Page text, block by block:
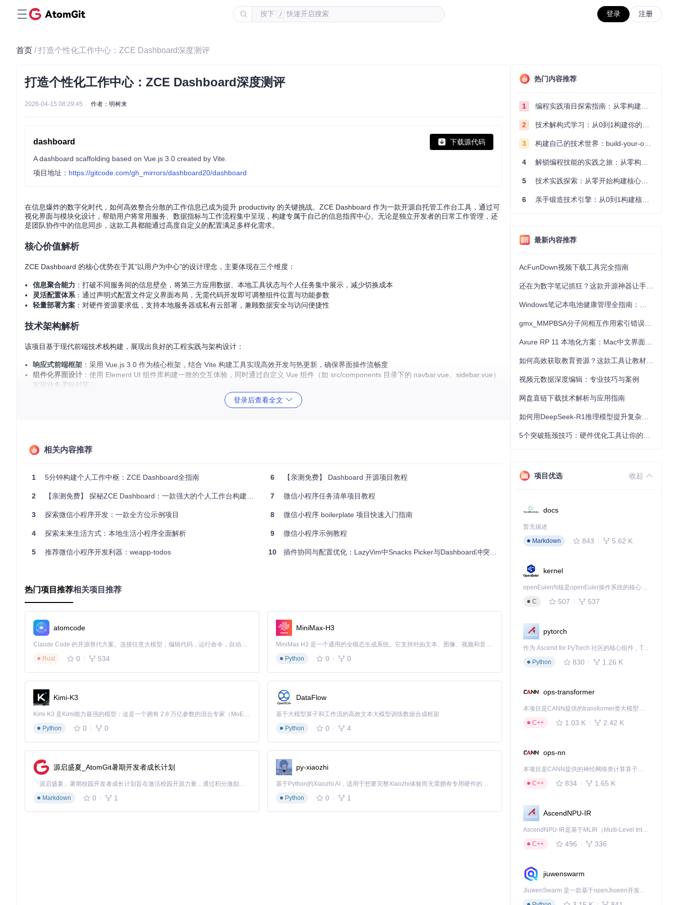
按下 / 快速开启搜索 登录 注册
首页 / 打造个性化工作中心：ZCE Dashboard深度测评
打造个性化工作中心：ZCE Dashboard深度测评
2026-04-15 08:29:45 作者：明树来
dashboard 下载源代码
A dashboard scaffolding based on Vue.js 3.0 created by Vite.
项目地址： https://gitcode.com/gh_mirrors/dashboard20/dashboard
在信息爆炸的数字化时代，如何高效整合分散的工作信息已成为提升 productivity 的关键挑战。ZCE Dashboard 作为一款开源自托管工作台工具，通过可
视化界面与模块化设计，帮助用户将常用服务、数据指标与工作流程集中呈现，构建专属于自己的信息指挥中心。无论是独立开发者的日常工作管理，还
是团队协作中的信息同步，这款工具都能通过高度自定义的配置满足多样化需求。
核心价值解析
ZCE Dashboard 的核心优势在于其"以用户为中心"的设计理念，主要体现在三个维度：
信息聚合能力 ：打破不同服务间的信息壁垒，将第三方应用数据、本地工具状态与个人任务集中展示，减少切换成本
灵活配置体系 ：通过声明式配置文件定义界面布局，无需代码开发即可调整组件位置与功能参数
轻量部署方案 ：对硬件资源要求低，支持本地服务器或私有云部署，兼顾数据安全与访问便捷性
技术架构解析
该项目基于现代前端技术栈构建，展现出良好的工程实践与架构设计：
响应式前端框架 ：采用 Vue.js 3.0 作为核心框架，结合 Vite 构建工具实现高效开发与热更新，确保界面操作流畅度
组件化界面设计 ：使用 Element UI 组件库构建一致的交互体验，同时通过自定义 Vue 组件（如 src/components 目录下的 navbar.vue、sidebar.vue）
实现业务逻辑封装
：在 src/services 目录中实现了与各类 API 的通信封装，包括用户认证、数据获取等核心功能
：通过 Vuex 实现跨组件数据共享，store/modules 目录下的模块化设计确保状态管理的可维护性
ZCE Dashboard 适用于多种工作场景，以下是几个典型应用案例：
集成邮件提醒、日历日程与待办事项，形成每日工作概览
创建常用开发工具快捷入口，如代码仓库、CI/CD 平台、文档系统的一键访问
配置系统资源监控卡片，实时显示服务器 CPU、内存使用状态
团队协作看板
聚合项目管理工具数据，展示团队任务进度与 blockers
集成代码评审状态，集中显示待处理的 Pull Request
配置团队公告板，实时同步重要通知与会议安排
边缘应用场景
跨平台数据整合：通过自定义 API 卡片连接不同系统数据，如将 CRM 客户信息与项目管理进度关联展示
学习资源导航 ：为开发者构建技术文档、教程视频与社区论坛的聚合入口
扩展能力指南
对于有定制需求的用户，ZCE Dashboard 提供了灵活的扩展机制：
自定义卡片开发
在 src/components 目录下创建新的 Vue 组件
在 src/services 中实现数据获取逻辑
通过 src/router 配置路由访问入口
主题定制方案
修改 src/theme.scss 文件自定义基础样式
通过 i18n 目录下的语言文件扩展多语言支持
调整 src/style.scss 中的变量覆盖默认主题色
部署与维护
安装依赖：
npm install
开发环境启动：npm run dev
生产环境构建：npm run build
安全与性能优化
所有敏感数据存储在本地服务器，避免第三方服务的数据收集
登录后查看全文
相关内容推荐
1 5分钟构建个人工作中枢：ZCE Dashboard全指南
2 【亲测免费】 探秘ZCE Dashboard：一款强大的个人工作台构建工具
3 探索微信小程序开发：一款全方位示例项目
4 探索未来生活方式：本地生活小程序全面解析
5 推荐微信小程序开发利器：weapp-todos
6 【亲测免费】 Dashboard 开源项目教程
7 微信小程序任务清单项目教程
8 微信小程序 boilerplate 项目快速入门指南
9 微信小程序示例教程
10 插件协同与配置优化：LazyVim中Snacks Picker与Dashboard冲突的系统化解决方案
热门项目推荐相关项目推荐
atomcode
Claude Code 的开源替代方案。连接任意大模型，编辑代码，运行命令，自动验证 — 全自动执行。用 Rust 构建，极致性能。 ｜ An open-source alternative to Claude Code. Connect any LLM, edit code, run commands, and verify changes — autonomously. Built in Rust for speed. Get Started
Rust
0 534
MiniMax-H3
MiniMax H3 是一个通用的全模态生成系统。它支持对由文本、图像、视频和音频组成的多模态上下文进行统一理解，并能生成分辨率高达 2K、时长可达 15 秒的带原生立体声音频的视频。得益于面向任务泛化的系统设计，H3 在预训练阶段就已具备广泛的多模态上下文理解与生成能力，能够出色地执行复杂的多模态指令。
Python
0 0
Kimi-K3
Kimi K3 是Kimi能力最强的模型：这是一个拥有 2.8 万亿参数的混合专家（MoE）模型，具备原生视觉理解能力，并支持 100 万 token 的上下文窗口。
Python
0 0
DataFlow
基于大模型算子和工作流的高效文本大模型训练数据合成框架
Python
0 4
源启盛夏_AtomGit暑期开发者成长计划
「源启盛夏」暑期校园开发者成长计划旨在激活校园开源力量，通过积分激励、认证扶持、资源倾斜等形式，引导高校组织和开发者完成「入驻 — 建项目 — 做贡献 — 获认证 — 得资源」的完整闭环。无论你是想带领社团入驻平台的组织者，还是希望用代码贡献证明自己的开发者，都能在这里找到属于你的成长路径。
Markdown
0 1
py-xiaozhi
基于Python的Xiaozhi AI，适用于想要完整Xiaozhi体验而无需拥有专用硬件的用户。
Python
0 1
热门内容推荐
1 编程实践项目探索指南：从零构建技术能力体系
2 技术解构式学习：从0到1构建你的编程知识体系
3 构建自己的技术世界：build-your-own-x项目的实践探索指南
4 解锁编程技能的实践之旅：从零构建你的技术世界
5 技术实践探索：从零开始构建核心系统的实践指南
6 亲手锻造技术引擎：从0到1构建核心系统的实践指南
最新内容推荐
AcFunDown视频下载工具完全指南
视频元数据深度编辑：专业技巧与案例
网盘直链下载技术解析与应用指南
项目优选 收起
docs
暂无描述
Markdown
843 5.62 K
kernel
openEuler内核是openEuler操作系统的核心，既是系统性能与稳定性的基石，也是连接处理器、设备与服务的桥梁。
C
507 537
pytorch
作为 Ascend for PyTorch 社区的核心组件，TorchNPU 是昇腾专为 PyTorch 打造的深度学习适配插件，使 PyTorch 框架能够直接调用昇腾 NPU，为开发者提供昇腾 AI 处理器的超强算力。
Python
830 1.26 K
ops-transformer
本项目是CANN提供的transformer类大模型算子库，实现网络在NPU上加速计算。
C++
1.03 K 2.42 K
ops-nn
本项目是CANN提供的神经网络类计算算子库，实现网络在NPU上加速计算。
C++
834 1.65 K
AscendNPU-IR
AscendNPU-IR是基于MLIR（Multi-Level Intermediate Representation）构建的，面向昇腾亲和算子编译时使用的中间表示，提供昇腾完备表达能力，通过编译优化提升昇腾AI处理器计算效率，支持通过生态框架使能昇腾AI处理器与深度调优
C++
496 336
jiuwenswarm
JiuwenSwarm 是一款基于openJiuwen开发的智能AI Agent，它能够将大语言模型的强大能力，通过你日常使用的各类通讯应用，直接延伸至你的指尖。